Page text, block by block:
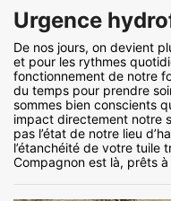
Urgence
De nos jours, on devient
et pour les rythmes
fonctionnement de notre
du temps pour prendre
sommes bien conscients
impact directement notre
pas l’état de notre lieu
l’étanchéité de votre tuile
Compagnon est là, prêts